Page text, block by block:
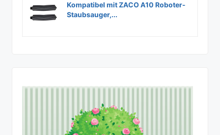
Kompatibel mit ZACO A10 Roboter-
Staubsauger,...